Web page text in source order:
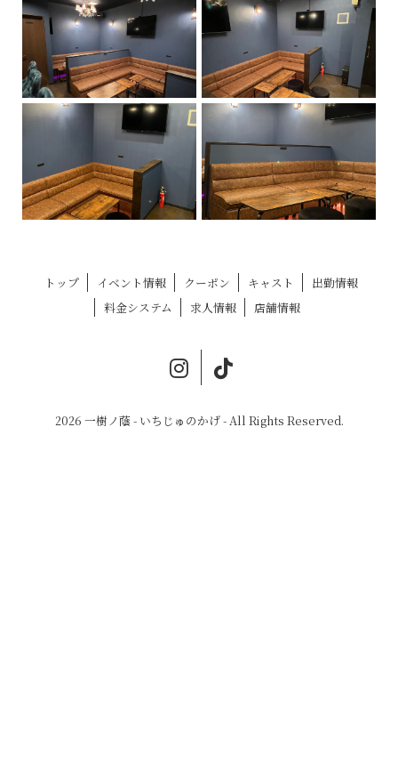
トップ イベント情報 クーポン キャスト
出勤情報
料金システム
求人情報 店舗情報
2026 一樹ノ蔭 - いちじゅのかげ - All Rights Reserved.